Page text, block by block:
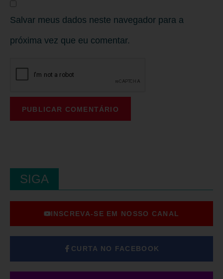
Salvar meus dados neste navegador para a
próxima vez que eu comentar.
SIGA
INSCREVA-SE EM NOSSO CANAL
CURTA NO FACEBOOK